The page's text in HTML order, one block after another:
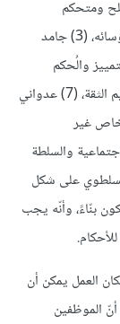
العالية هو في العادة: (1) مُلّح ومتحكم
بالأشخاص الذين يترأسهم، (2) منقاد ومُتذلل تجاه رؤسائه، (3) جامد
(5) يسيطر التمييز والُحكم
المُسبق ويؤثّر بشكل كبير على إدارته للأفراد، (6) عديم الثقة، (7) عدواني
غير
والسلطة
على شكل
بنّاءً، وأنّه يجب
العمل يمكن أن
الموظفين